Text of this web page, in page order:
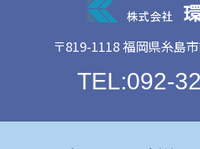
〒819-1118 福岡県糸島
TEL:092-